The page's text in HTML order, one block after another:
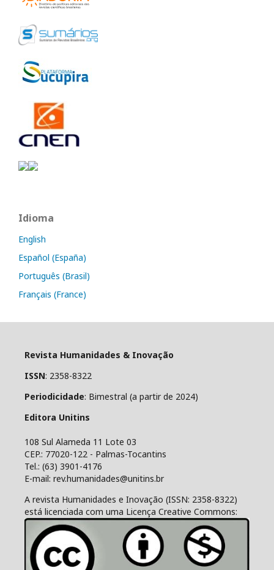
Idioma
English
Español (España)
Português (Brasil)
Français (France)
Revista Humanidades & Inovação
ISSN: 2358-8322
Periodicidade: Bimestral (a partir de 2024)
Editora Unitins
108 Sul Alameda 11 Lote 03
CEP.: 77020-122 - Palmas-Tocantins
Tel.: (63) 3901-4176
E-mail: rev.humanidades@unitins.br
A revista Humanidades e Inovação (ISSN: 2358-8322)
está licenciada com uma Licença Creative Commons: